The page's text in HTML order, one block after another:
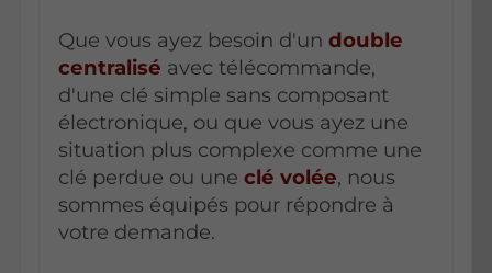
Que vous ayez besoin d'undouble
centralisé avec télécommande,
d'une clé simple sans composant
électronique, ou que vous ayez une
situation plus complexe comme une
clé perdue ou uneclé volée, nous
sommes équipés pour répondre à
votre demande.